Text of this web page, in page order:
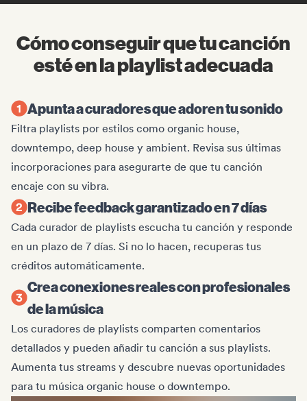
Cómo conseguir que tu canción
esté en la playlist adecuada
Apunta a curadores que adoren tu sonido
Filtra playlists por estilos como organic house,
downtempo, deep house y ambient. Revisa sus últimas
incorporaciones para asegurarte de que tu canción
encaje con su vibra.
Recibe feedback garantizado en 7 días
Cada curador de playlists escucha tu canción y responde
en un plazo de 7 días. Si no lo hacen, recuperas tus
créditos automáticamente.
Crea conexiones reales con profesionales
de la música
Los curadores de playlists comparten comentarios
detallados y pueden añadir tu canción a sus playlists.
Aumenta tus streams y descubre nuevas oportunidades
para tu música organic house o downtempo.